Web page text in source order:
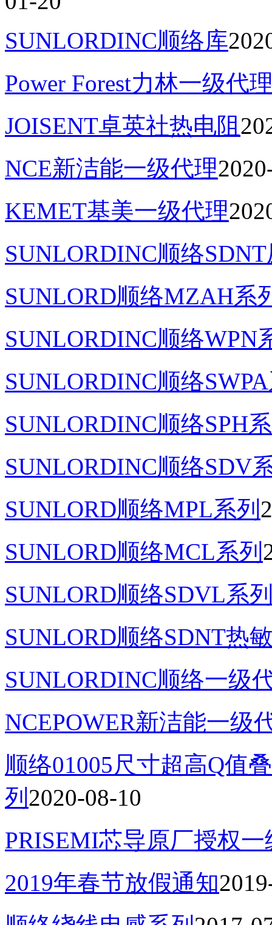
SUNLORDINC顺络库
Power Forest力林一级代
JOISENT卓英社热电阻
NCE新洁能一级代理
KEMET基美一级代理
SUNLORDINC顺络
SUNLORD顺络MZAH系
SUNLORDINC顺络WPN
SUNLORDINC顺络
SUNLORDINC顺络SPH
SUNLORDINC顺络SDV
SUNLORD顺络MPL系列
SUNLORD顺络MCL系列
SUNLORD顺络SDVL系
SUNLORD顺络SDNT热
SUNLORDINC顺络一级
NCEPOWER新洁能一级
顺络01005尺寸超高Q值
列 2020-08-10
PRISEMI芯导原厂授权
2019年春节放假通知